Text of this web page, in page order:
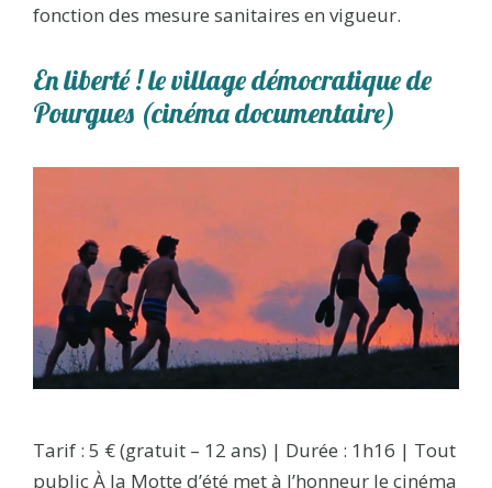
fonction des mesure sanitaires en vigueur.
En liberté ! le village démocratique de
Pourgues (cinéma documentaire)
Tarif : 5 € (gratuit – 12 ans) | Durée : 1h16 | Tout
public À la Motte d’été met à l’honneur le cinéma